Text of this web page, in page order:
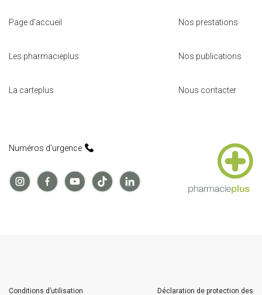
Page d'accueil
Les pharmacieplus
La carteplus
Nos prestations
Nos publications
Nous contacter
Numéros d’urgence
Conditions d’utilisation
Déclaration de protection des